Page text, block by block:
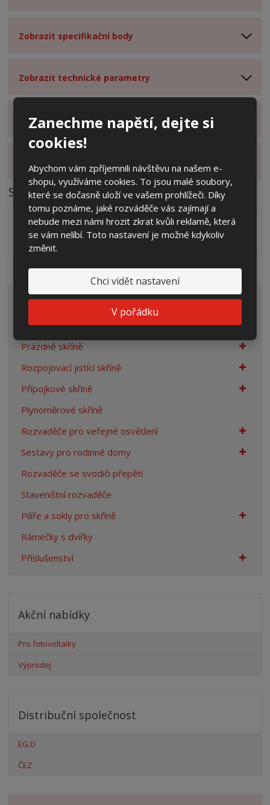
Zanechme napětí, dejte si
cookies!
Abychom vám zpříjemnili návštěvu na našem e-
shopu, využíváme cookies. To jsou malé soubory,
které se dočasně uloží ve vašem prohlížeči. Díky
tomu poznáme, jaké rozváděče vás zajímají a
nebude mezi námi hrozit zkrat kvůli reklamě, která
se vám nelíbí. Toto nastavení je možné kdykoliv
změnit.
Chci vidět nastavení
V pořádku
Zobrazit specifikační body
Zobrazit technické parametry
Zobrazit hodnocení produktu
Zobrazit alternativní produkty
Soubory ke stažení
Zakótovaný nákres skříně systému 3D včetně rozložení
zálisků ve formátu PDFpdf (60.24 Kb)
VŠECHNY KATEGORIE
Elektroměrové rozvaděče
Prázdné skříně
Rozpojovací jistící skříně
Přípojkové skříně
Plynoměrové skříně
Rozvaděče pro veřejné osvětlení
Sestavy pro rodinné domy
Rozvaděče se svodiči přepětí
Staveništní rozvaděče
Pilíře a sokly pro skříně
Rámečky s dvířky
Příslušenství
Akční nabídky
Pro fotovoltaiky
Výprodej
Distribuční společnost
EG.D
ČEZ